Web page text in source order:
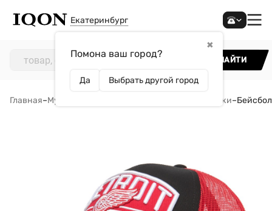
Екатеринбург
✖
Помона ваш город?
Да Выбрать другой город
НАЙТИ
Главная–Мужчинам Кепки и бейсболки–